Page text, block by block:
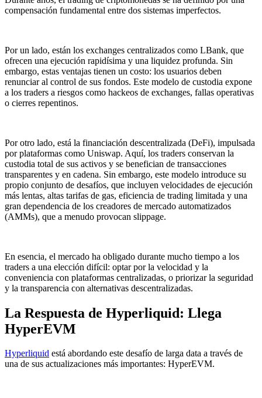
compensación fundamental entre dos sistemas imperfectos.
Por un lado, están los exchanges centralizados como LBank, que
ofrecen una ejecución rapidísima y una liquidez profunda. Sin
embargo, estas ventajas tienen un costo: los usuarios deben
renunciar al control de sus fondos. Este modelo de custodia expone
a los traders a riesgos como hackeos de exchanges, fallas operativas
o cierres repentinos.
Por otro lado, está la financiación descentralizada (DeFi), impulsada
por plataformas como Uniswap. Aquí, los traders conservan la
custodia total de sus activos y se benefician de transacciones
transparentes y en cadena. Sin embargo, este modelo introduce su
propio conjunto de desafíos, que incluyen velocidades de ejecución
más lentas, altas tarifas de gas, eficiencia de trading limitada y una
gran dependencia de los creadores de mercado automatizados
(AMMs), que a menudo provocan slippage.
En esencia, el mercado ha obligado durante mucho tiempo a los
traders a una elección difícil: optar por la velocidad y la
conveniencia con plataformas centralizadas, o priorizar la seguridad
y la transparencia con alternativas descentralizadas.
La Respuesta de Hyperliquid: Llega
HyperEVM
Hyperliquid está abordando este desafío de larga data a través de
una de sus actualizaciones más importantes: HyperEVM.